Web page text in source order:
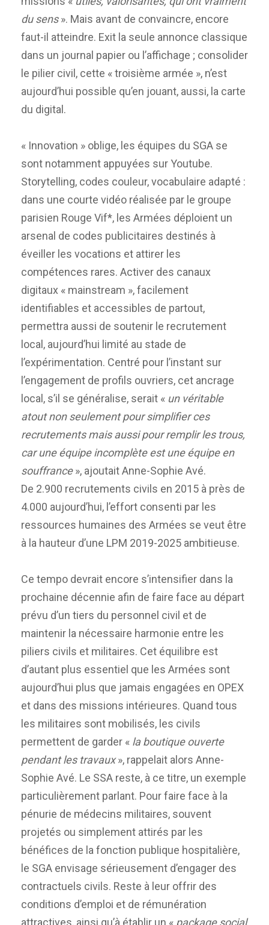
du sens». Mais avant de convaincre, encore
faut-il atteindre. Exit la seule annonce classique
dans un journal papier ou l’affichage ; consolider
le pilier civil, cette « troisième armée », n’est
aujourd’hui possible qu’en jouant, aussi, la carte
du digital.
« Innovation » oblige, les équipes du SGA se
sont notamment appuyées sur Youtube.
Storytelling, codes couleur, vocabulaire adapté :
dans une courte vidéo réalisée par le groupe
parisien Rouge Vif*, les Armées déploient un
arsenal de codes publicitaires destinés à
éveiller les vocations et attirer les
compétences rares. Activer des canaux
digitaux « mainstream », facilement
identifiables et accessibles de partout,
permettra aussi de soutenir le recrutement
local, aujourd’hui limité au stade de
l’expérimentation. Centré pour l’instant sur
l’engagement de profils ouvriers, cet ancrage
local, s’il se généralise, serait « un véritable
atout non seulement pour simplifier ces
recrutements mais aussi pour remplir les trous,
car une équipe incomplète est une équipe en
souffrance», ajoutait Anne-Sophie Avé.
De 2.900 recrutements civils en 2015 à près de
4.000 aujourd’hui, l’effort consenti par les
ressources humaines des Armées se veut être
à la hauteur d’une LPM 2019-2025 ambitieuse.
Ce tempo devrait encore s’intensifier dans la
prochaine décennie afin de faire face au départ
prévu d’un tiers du personnel civil et de
maintenir la nécessaire harmonie entre les
piliers civils et militaires. Cet équilibre est
d’autant plus essentiel que les Armées sont
aujourd’hui plus que jamais engagées en OPEX
et dans des missions intérieures. Quand tous
les militaires sont mobilisés, les civils
permettent de garder « la boutique ouverte
pendant les travaux», rappelait alors Anne-
Sophie Avé. Le SSA reste, à ce titre, un exemple
particulièrement parlant. Pour faire face à la
pénurie de médecins militaires, souvent
projetés ou simplement attirés par les
bénéfices de la fonction publique hospitalière,
le SGA envisage sérieusement d’engager des
contractuels civils. Reste à leur offrir des
conditions d’emploi et de rémunération
attractives, ainsi qu’à établir un « package social